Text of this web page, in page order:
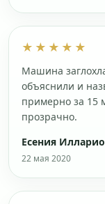
★★★★★
Машина
объяснили и
примерно за 15
прозрачно.
Есения
22 мая 2020